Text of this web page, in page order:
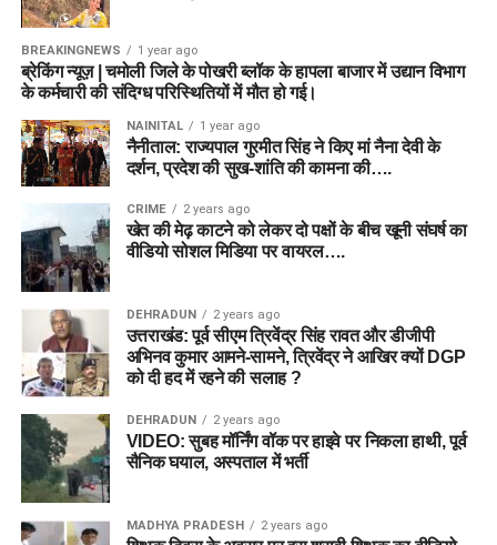
BREAKINGNEWS 1 year ago
ब्रेकिंग न्यूज़ | चमोली जिले के पोखरी ब्लॉक के हापला बाजार में उद्यान विभाग
के कर्मचारी की संदिग्ध परिस्थितियों में मौत हो गई।
NAINITAL 1 year ago
नैनीताल: राज्यपाल गुरमीत सिंह ने किए मां नैना देवी के
दर्शन, प्रदेश की सुख-शांति की कामना की….
CRIME 2 years ago
खेत की मेढ़ काटने को लेकर दो पक्षों के बीच खूनी संघर्ष का
वीडियो सोशल मिडिया पर वायरल….
DEHRADUN 2 years ago
उत्तराखंड: पूर्व सीएम त्रिवेंद्र सिंह रावत और डीजीपी
अभिनव कुमार आमने-सामने, त्रिवेंद्र ने आखिर क्यों DGP
को दी हद में रहने की सलाह ?
DEHRADUN 2 years ago
VIDEO: सुबह मॉर्निंग वॉक पर हाइवे पर निकला हाथी, पूर्व
सैनिक घयाल, अस्पताल में भर्ती
MADHYA PRADESH 2 years ago